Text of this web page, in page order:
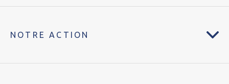
NOTRE ACTION